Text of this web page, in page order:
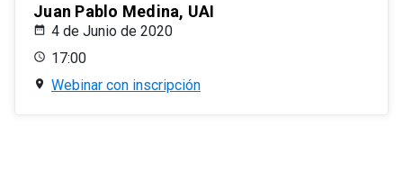
Juan Pablo Medina, UAI
4 de Junio de 2020
17:00
Webinar con inscripción